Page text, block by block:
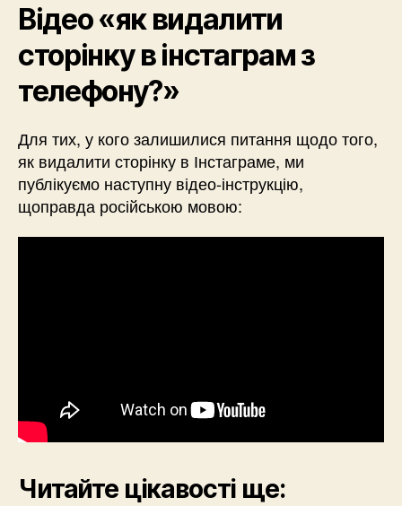
Відео «як видалити
сторінку в інстаграм з
телефону?»
Для тих, у кого залишилися питання щодо того,
як видалити сторінку в Інстаграме, ми
публікуємо наступну відео-інструкцію,
щоправда російською мовою:
Читайте цікавості ще: